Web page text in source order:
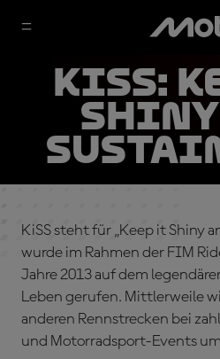
KiSS:
shiny
KiSS steht für „Keep it Shiny
wurde im Rahmen der FIM
Jahre 2013 auf dem
Leben gerufen. Mittlerweile
anderen Rennstrecken bei
und Motorradsport-Events